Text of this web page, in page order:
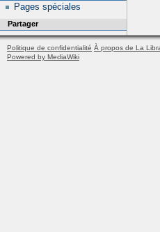
Pages spéciales
Partager
Politique de confidentialité À propos de La
Powered by MediaWiki